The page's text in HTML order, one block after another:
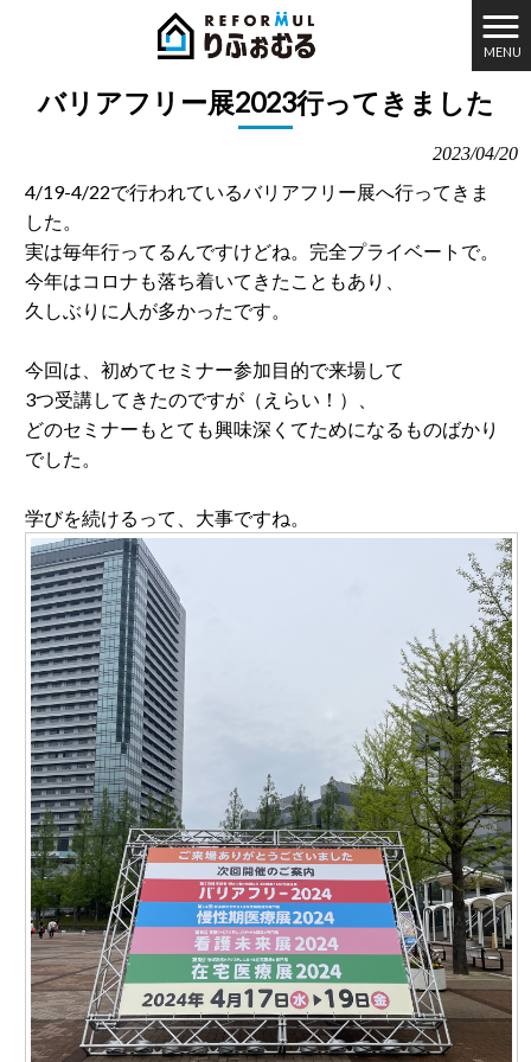
MENU
ブログ > バリアフリー展2023行ってきました
バリアフリー展2023行ってきました
2023/04/20
4/19-4/22で行われているバリアフリー展へ行ってきま
した。
実は毎年行ってるんですけどね。完全プライベートで。
今年はコロナも落ち着いてきたこともあり、
久しぶりに人が多かったです。
今回は、初めてセミナー参加目的で来場して
3つ受講してきたのですが（えらい！）、
どのセミナーもとても興味深くてためになるものばかり
でした。
学びを続けるって、大事ですね。